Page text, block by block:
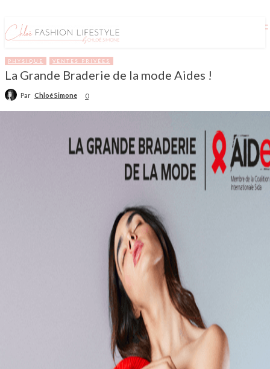
PHYSIQUE VENTES PRIVÉES
La Grande Braderie de la mode Aides !
Par Chloé Simone 0